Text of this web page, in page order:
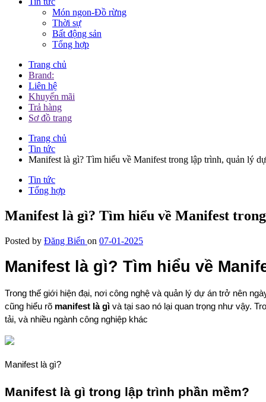
Món ngon-Đồ rừng
Thời sự
Bất động sản
Tổng hợp
Trang chủ
Brand:
Liên hệ
Khuyến mãi
Trả hàng
Sơ đồ trang
Trang chủ
Tin tức
Manifest là gì? Tìm hiểu về Manifest trong lập trình, quản lý
Tin tức
Tổng hợp
Manifest là gì? Tìm hiểu về Manifest
Posted by Đăng Biển on 07-01-2025
Manifest là gì? Tìm hiểu về
Trong thế giới hiện đại, nơi công nghệ và quản lý dự án trở nên
cũng hiểu rõ manifest là gì và tại sao nó lại quan trọng như vậy.
tải, và nhiều ngành công nghiệp khác
Manifest là gì?
Manifest là gì trong lập trình phần mềm?